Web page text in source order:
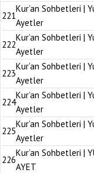
221
Kur’an Sohbetleri |
Ayetler
222
Kur’an Sohbetleri |
Ayetler
223
Kur’an Sohbetleri |
Ayetler
224
Kur’an Sohbetleri |
Ayetler
225
Kur’an Sohbetleri |
Ayetler
226
Kur’an Sohbetleri |
AYET